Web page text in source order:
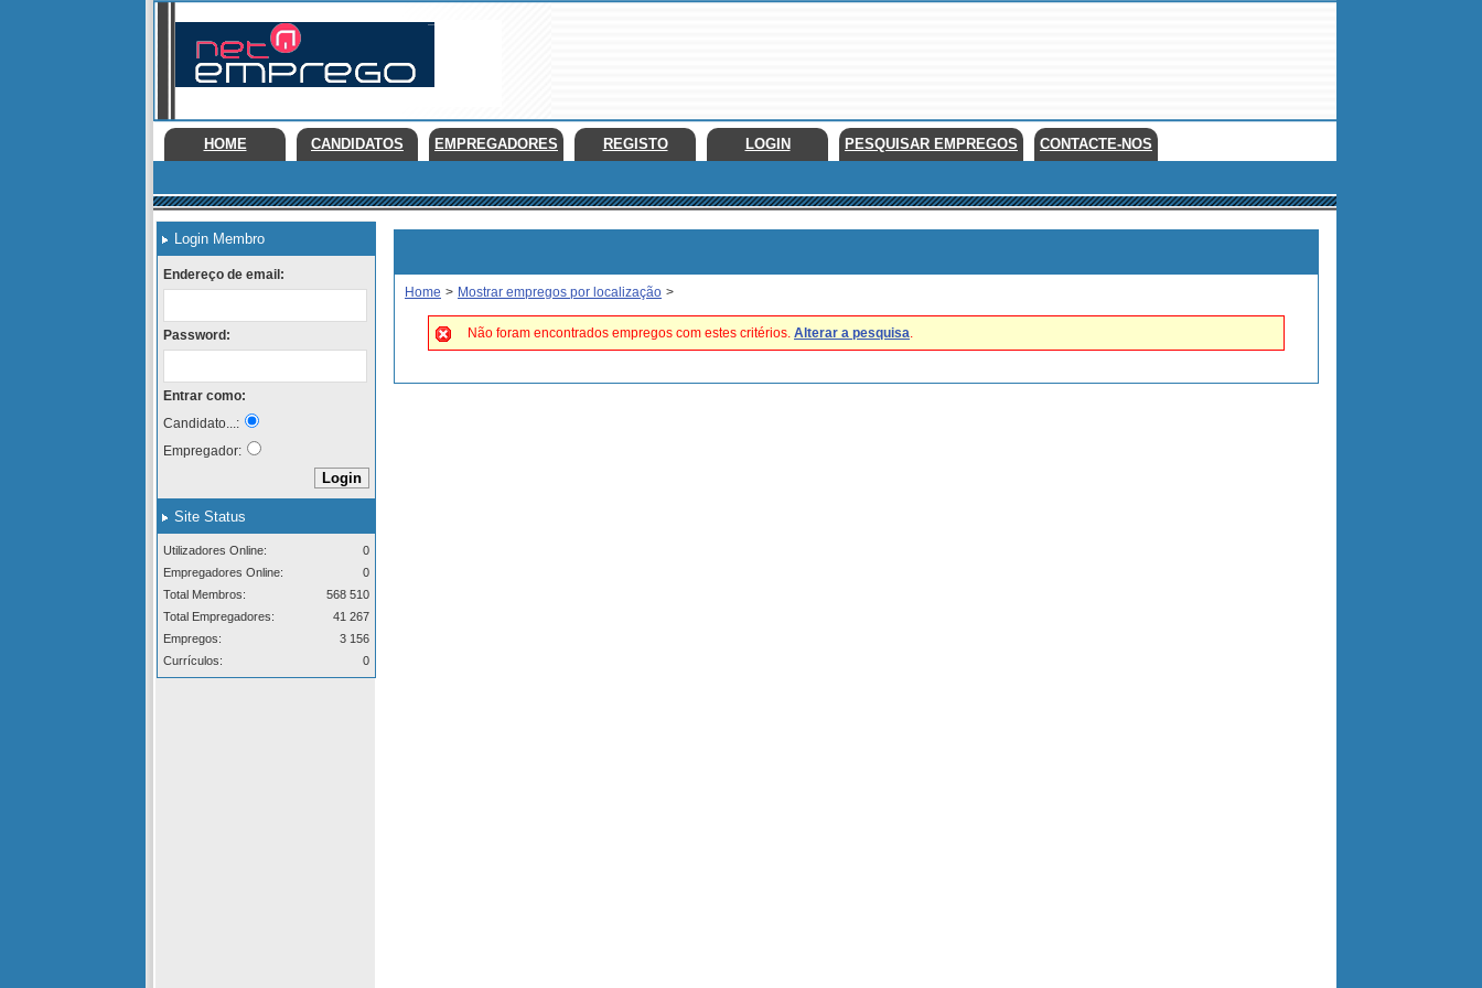
HOME CANDIDATOS EMPREGADORES REGISTO LOGIN PESQUISAR EMPREGOS CONTACTE-NOS
Login Membro
Endereço de email:
Password:
Entrar como:
Candidato...:
Empregador:
Site Status
Utilizadores Online:
0
Empregadores Online:
0
Total Membros:
568 510
Total Empregadores:
41 267
Empregos:
3 156
Currículos:
0
Home > Mostrar empregos por localização >
Não foram encontrados empregos com estes critérios. Alterar a pesquisa.